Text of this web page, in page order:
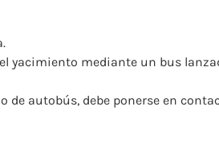
yacimiento mediante un bus
autobús, debe ponerse en